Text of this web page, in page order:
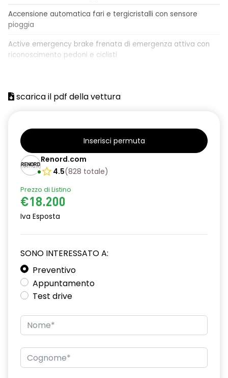
Accensione automatica fari e tergicristalli con sensore
pioggia
Active emergency brake frenata di emergenza attiva con
riconoscimento pedoni e ciclisti
Airbag laterali a tendina anteriori e posteriori
Alzacristalli elettrici posteriori
Barre tetto modulari nere
Bracciolo anteriore con vano portaoggetti
Chiave pieghevole a 3 pulsanti
Distance warning avviso distanza di sicurezza
Driver display con schermo TFT da 3,5''
Eco Mode
compatibile 2G/3G o 4G/5G in base al veicolo
Firma luminosa pixelata con fari full LED
HARM03
scarica il pdf della vettura
Inserisci permuta
Renord.com
4.5(828 totale)
Prezzo di Listino
€18.200
Iva Esposta
SONO INTERESSATO A:
Preventivo
Appuntamento
Test drive